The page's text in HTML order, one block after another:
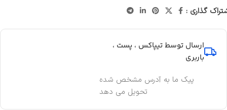
گذاری :
ارسال توسط تیپاکس ، پست ،
باربری
پیک ما به آدرس مشخص شده
تحویل می دهد